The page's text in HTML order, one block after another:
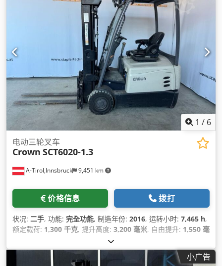
1 / 6
A-Tirol,Innsbruck 9,451 km
电动三轮叉车
Crown SCT6020-1.3
价格信息 拨打
状况: 二手, 功能: 完全功能, 制造年份: 2016, 运转小时: 7,465 h,
额定载荷: 1,300 千克, 提升高度: 3,200 毫米, 自由提升: 1,550 毫
2,105 毫米
载重量:3,350 千克, 总长度:2,950 毫米, 施工宽度:1,070 毫米,
小广告